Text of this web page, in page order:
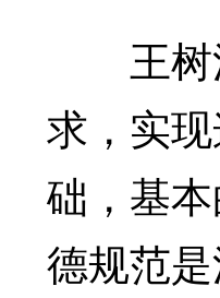
王树
求，实
础，基
德规范